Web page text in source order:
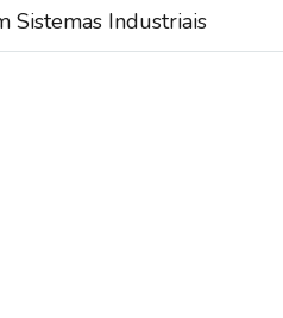
Sistemas Industriais